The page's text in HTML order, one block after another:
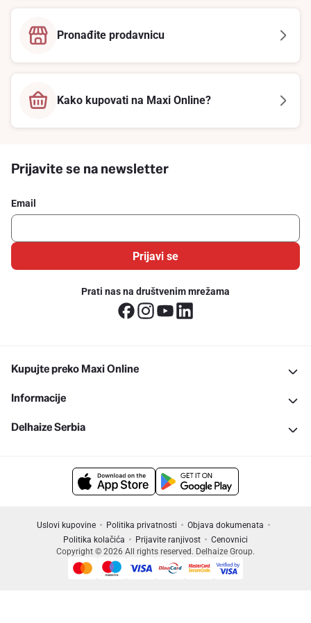
Pronađite prodavnicu
Kako kupovati na Maxi Online?
Prijavite se na newsletter
Email
Prijavi se
Prati nas na društvenim mrežama
Kupujte preko Maxi Online
Informacije
Delhaize Serbia
Uslovi kupovine Politika privatnosti
Objava dokumenata
Politika kolačića
Prijavite ranjivost
Cenovnici
Copyright © 2026 All rights reserved. Delhaize Group.